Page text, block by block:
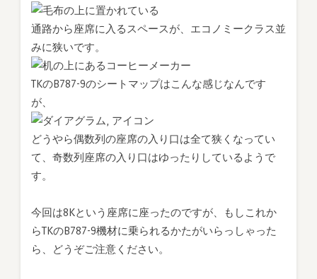
通路から座席に入るスペースが、エコノミークラス並
みに狭いです。
TKのB787-9のシートマップはこんな感じなんです
が、
どうやら偶数列の座席の入り口は全て狭くなってい
て、奇数列座席の入り口はゆったりしているようで
す。
今回は8Kという座席に座ったのですが、もしこれか
らTKのB787-9機材に乗られるかたがいらっしゃった
ら、どうぞご注意ください。